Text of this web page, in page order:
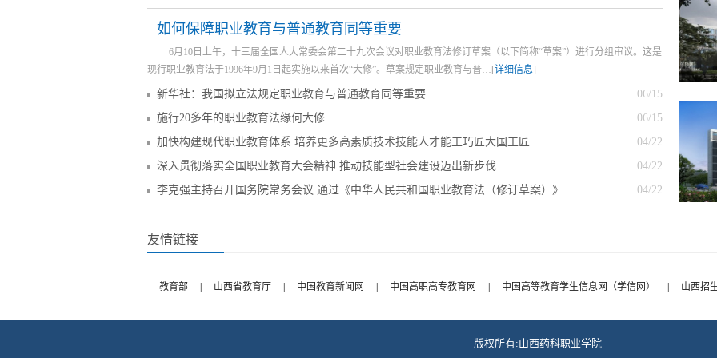
如何保障职业教育与普通教育同等重要
6月10日上午，十三届全国人大常委会第二十九次会议对职业教育法修订草案（以下简称“草案”）进行分组审议。这是
现行职业教育法于1996年9月1日起实施以来首次“大修”。草案规定职业教育与普…[详细信息]
06/15
新华社：我国拟立法规定职业教育与普通教育同等重要
06/15
施行20多年的职业教育法缘何大修
04/22
加快构建现代职业教育体系 培养更多高素质技术技能人才能工巧匠大国工匠
04/22
深入贯彻落实全国职业教育大会精神 推动技能型社会建设迈出新步伐
04/22
李克强主持召开国务院常务会议 通过《中华人民共和国职业教育法（修订草案）》
友情链接
教育部 山西省教育厅 中国教育新闻网 中国高职高专教育网 中国高等教育学生信息网（学信网） 山西招
版权所有:山西药科职业学院